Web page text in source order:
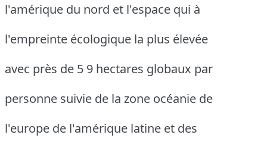
l'amérique du nord et l'espace qui à
l'empreinte écologique la plus élevée
avec près de 5 9 hectares globaux par
personne suivie de la zone océanie de
l'europe de l'amérique latine et des